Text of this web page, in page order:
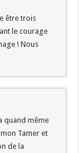
être trois
le courage
! Nous
quand même
Tamer et
de la